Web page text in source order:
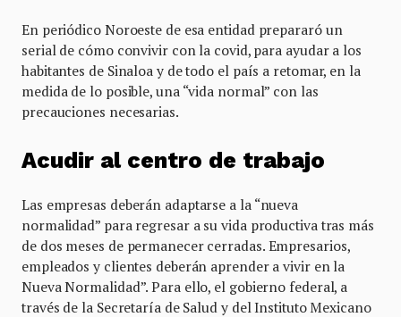
En periódico Noroeste de esa entidad prepararó un
serial de cómo convivir con la covid, para ayudar a los
habitantes de Sinaloa y de todo el país a retomar, en la
medida de lo posible, una “vida normal” con las
precauciones necesarias.
Acudir al centro de trabajo
Las empresas deberán adaptarse a la “nueva
normalidad” para regresar a su vida productiva tras más
de dos meses de permanecer cerradas. Empresarios,
empleados y clientes deberán aprender a vivir en la
Nueva Normalidad”. Para ello, el gobierno federal, a
través de la Secretaría de Salud y del Instituto Mexicano